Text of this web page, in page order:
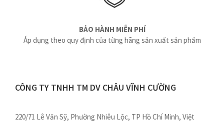
BẢO HÀNH MIỄN PHÍ
Áp dụng theo quy định của từng hãng sản xuất sản phẩm
CÔNG TY TNHH TM DV CHÂU VĨNH CƯỜNG
220/71 Lê Văn Sỹ, Phường Nhiêu Lộc, TP Hồ Chí Minh, Việt